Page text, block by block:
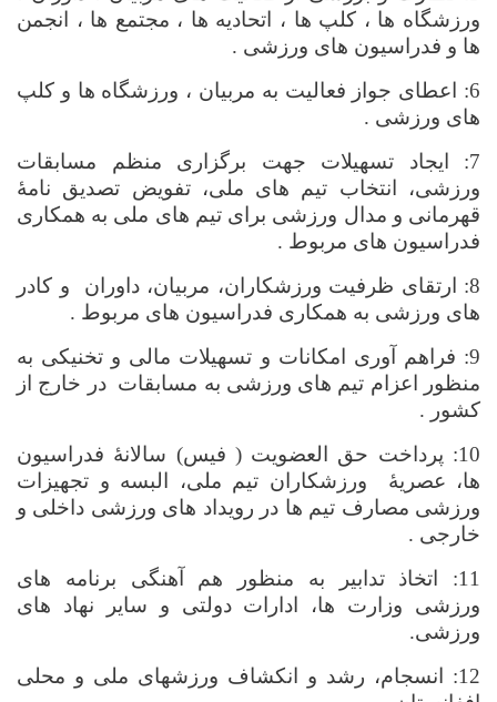
ورزشگاه ها ، کلپ ها ، اتحادیه ها ، مجتمع ها ، انجمن
ها و فدراسیون های ورزشی .
6: اعطای جواز فعالیت به مربیان ، ورزشگاه ها و کلپ
های ورزشی .
7: ایجاد تسهیلات جهت برگزاری منظم مسابقات
ورزشی، انتخاب تیم های ملی، تفویض تصدیق نامۀ
قهرمانی و مدال ورزشی برای تیم های ملی به همکاری
فدراسیون های مربوط .
8: ارتقای ظرفیت ورزشکاران، مربیان، داوران
و کادر
های ورزشی به همکاری فدراسیون های مربوط .
9: فراهم آوری امکانات و تسهیلات مالی و تخنیکی به
منظور اعزام تیم های ورزشی به مسابقات در خارج از
کشور .
10: پرداخت حق العضویت ( فیس) سالانۀ فدراسیون
ها، عصریۀ
ورزشکاران تیم ملی، البسه و تجهیزات
ورزشی مصارف تیم ها در رویداد های ورزشی داخلی و
خارجی .
11: اتخاذ تدابیر به منظور هم آهنگی برنامه های
ورزشی وزارت ها، ادارات دولتی و سایر نهاد های
ورزشی.
12: انسجام، رشد و انکشاف ورزشهای ملی و محلی